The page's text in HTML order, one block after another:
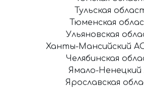
Тульская
Тюменская
Ульяновская
Ханты-Мансийский
Челябинская
Ямало-
Ярославская